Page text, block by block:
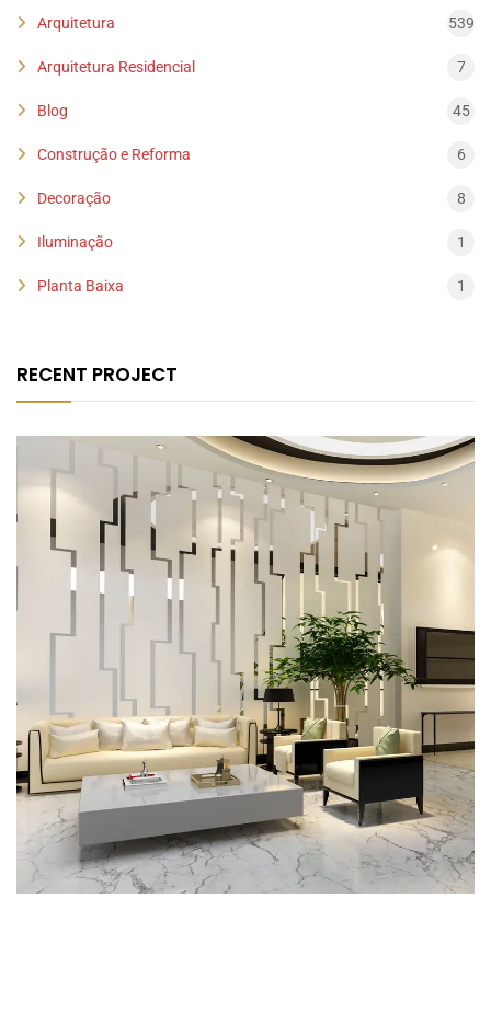
Arquitetura 539
Arquitetura Residencial 7
Blog 45
Construção e Reforma 6
Decoração 8
Iluminação 1
Planta Baixa 1
RECENT PROJECT